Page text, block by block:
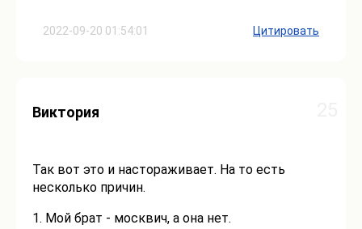
2022-09-20 01:54:01 Цитировать
Виктория
Так вот это и настораживает. На то есть
несколько причин.
1. Мой брат - москвич, а она нет.